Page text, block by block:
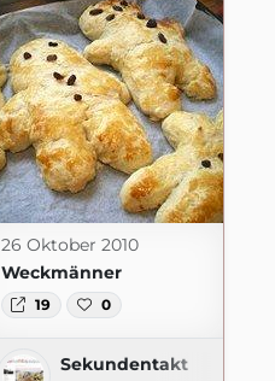
26 Oktober 2010
Weckmänner
19 0
Sekundentakt